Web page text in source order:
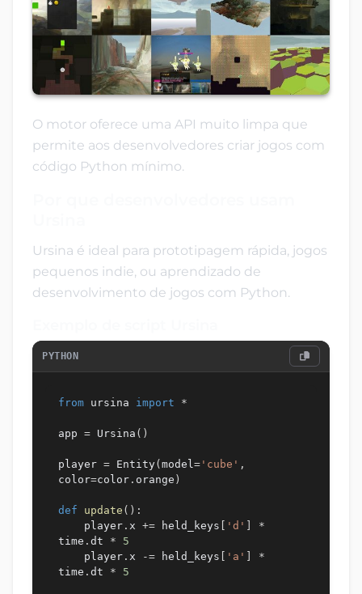
O motor oferece uma API muito limpa que
permite aos desenvolvedores criar jogos com
código Python mínimo.
Ursina é ideal para prototipagem rápida, jogos
pequenos indie, ou aprendizado de
desenvolvimento de jogos com Python.
PYTHON
from ursina import *
app = Ursina ( )
player = Entity( model= 'cube' ,
color=color . orange )
def update ( ) :
    player
. x += held_keys 'd'
*
time . dt *
5
    player
. x -= held_keys 'a'
*
time . dt * 5